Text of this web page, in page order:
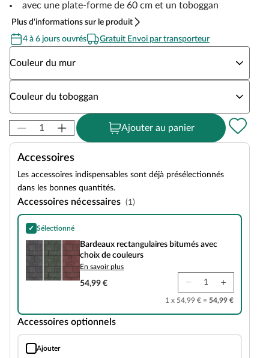
avec une plate-forme de 60 cm et un toboggan
Plus d'informations sur le produit
4 à 6 jours ouvrés
Gratuit Envoi par transporteur
Couleur du mur
Couleur du toboggan
Ajouter au panier
Accessoires
Les accessoires indispensables sont déjà présélectionnés
dans les bonnes quantités.
Accessoires nécessaires (1)
✓ Sélectionné
Bardeaux rectangulaires bitumés avec choix de couleurs
Bardeaux rectangulaires bitumés avec
choix de couleurs
En savoir plus
54,99 €
1 x 54,99 € = 54,99 €
Accessoires optionnels
Ajouter
Set de jeu 4 incl. téléphone, Boîte aux lettres